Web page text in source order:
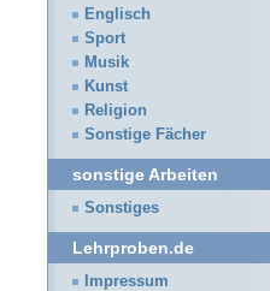
Englisch
Sport
Musik
Kunst
Religion
Sonstige Fächer
sonstige Arbeiten
Sonstiges
Lehrproben.de
Impressum